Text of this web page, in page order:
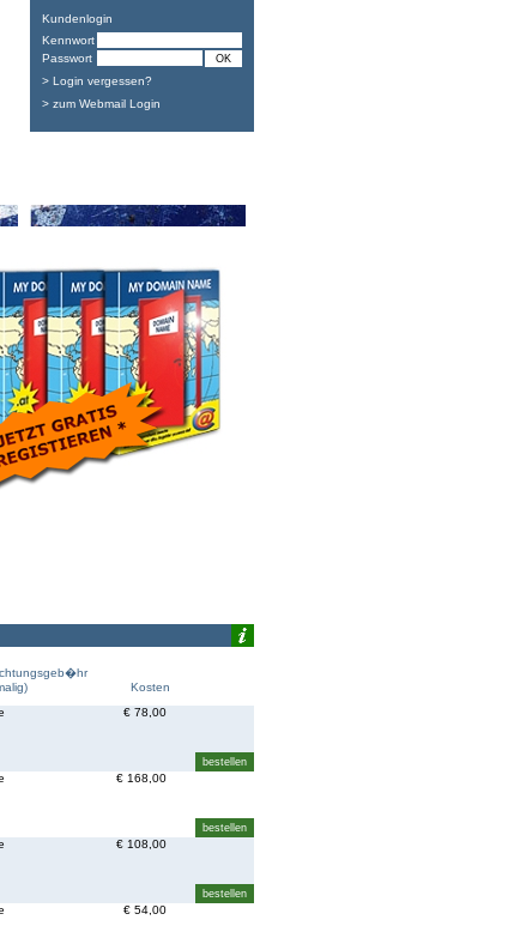
Kundenlogin
Kennwort
Passwort
> Login vergessen?
> zum Webmail Login
Kosten
€ 78,00
€ 168,00
€ 108,00
€ 54,00